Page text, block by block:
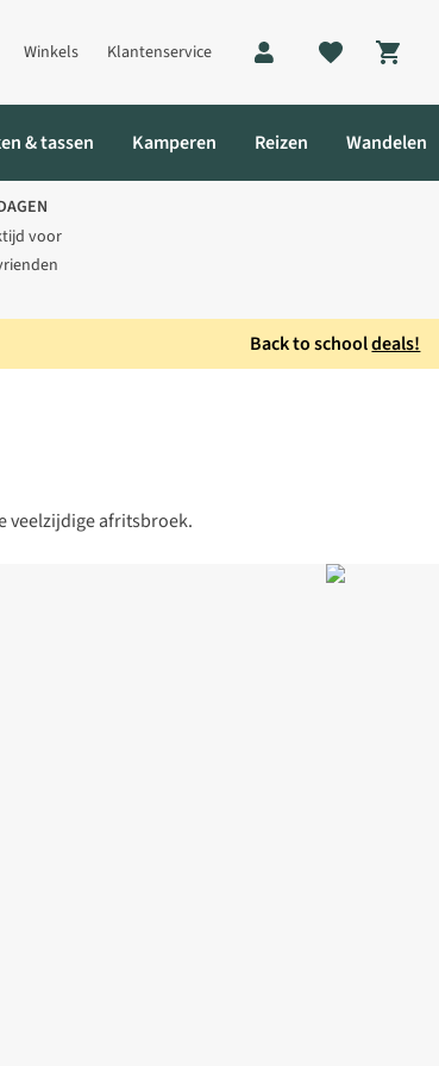
Winkels Klantenservice
& tassen Kamperen Reizen Wandelen
voor
Back to schooldeals!
veelzijdige afritsbroek.